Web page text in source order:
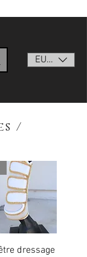
EUR (€)
/
dressage